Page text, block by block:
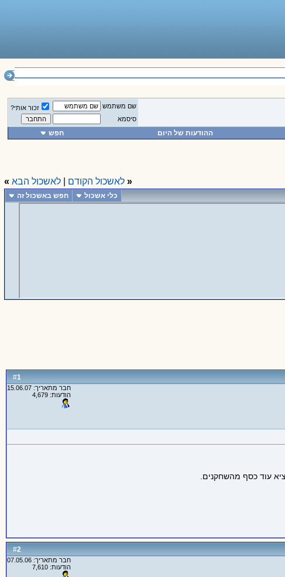
שם משתמש
זכור אותי?
סיסמא
ההודעות של היום חפש
« לאשכול הקודם לאשכול הבא »
כלי אשכול חפש באשכול זה
#
1
חבר מתאריך: 15.06.07
הודעות: 4,679
עוד כסף מהשחקנים.
#
2
חבר מתאריך: 07.05.06
הודעות: 7,610